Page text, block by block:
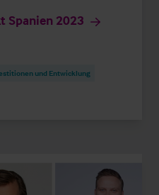
2023
und Entwicklung